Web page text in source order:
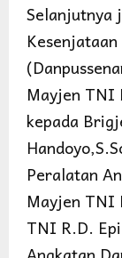
Selanjutnya
Mayjen TNI
kepada
Peralatan
Mayjen TNI
TNI R.D.